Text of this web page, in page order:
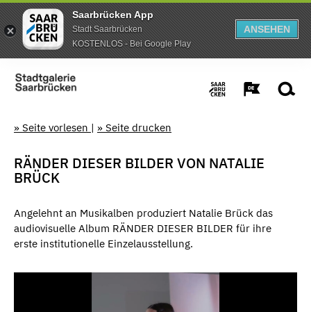
Saarbrücken App
Stadt Saarbrücken
KOSTENLOS - Bei Google Play
ANSEHEN
» Seite vorlesen | » Seite drucken
RÄNDER DIESER BILDER VON NATALIE
BRÜCK
Angelehnt an Musikalben produziert Natalie Brück das
audiovisuelle Album RÄNDER DIESER BILDER für ihre
erste institutionelle Einzelausstellung.